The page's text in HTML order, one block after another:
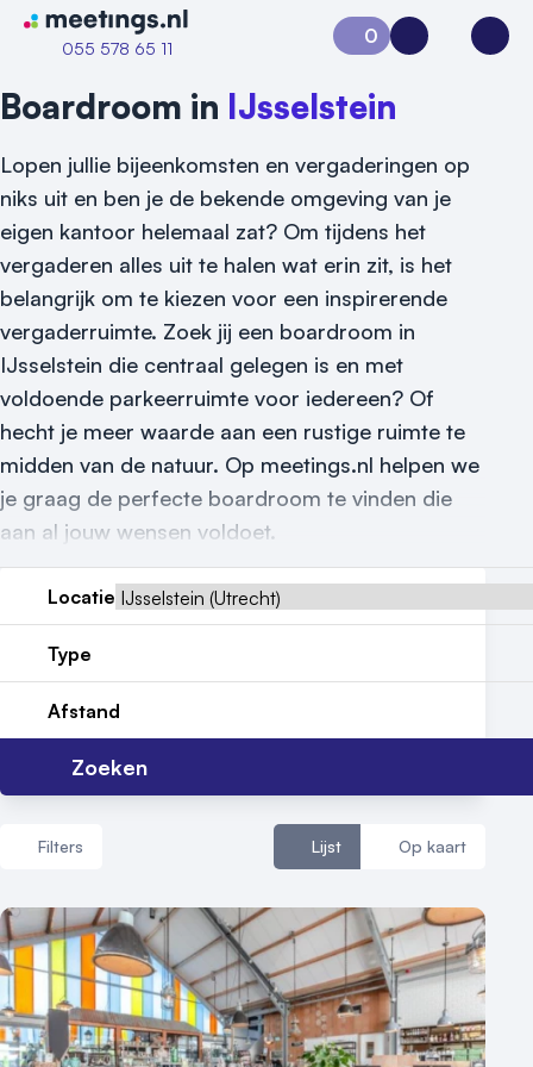
Naar home van Meetings
055 578 65 11
Vraag locatie aan
Locatiegids
Meld locatie aan
Nieuws
Contact
0
Aanvraag 0Inloggen
Boardroom in IJsselstein
Lopen jullie bijeenkomsten en vergaderingen op
niks uit en ben je de bekende omgeving van je
eigen kantoor helemaal zat? Om tijdens het
vergaderen alles uit te halen wat erin zit, is het
belangrijk om te kiezen voor een inspirerende
vergaderruimte. Zoek jij een boardroom in
IJsselstein die centraal gelegen is en met
voldoende parkeerruimte voor iedereen? Of
hecht je meer waarde aan een rustige ruimte te
midden van de natuur. Op meetings.nl helpen we
je graag de perfecte boardroom te vinden die
aan al jouw wensen voldoet.
Locatie
Type
Afstand
Zoeken
Filters Lijst Op kaart
Aantal zalen
1 - 5 zalen
6 - 10 zalen
10 of meer zalen